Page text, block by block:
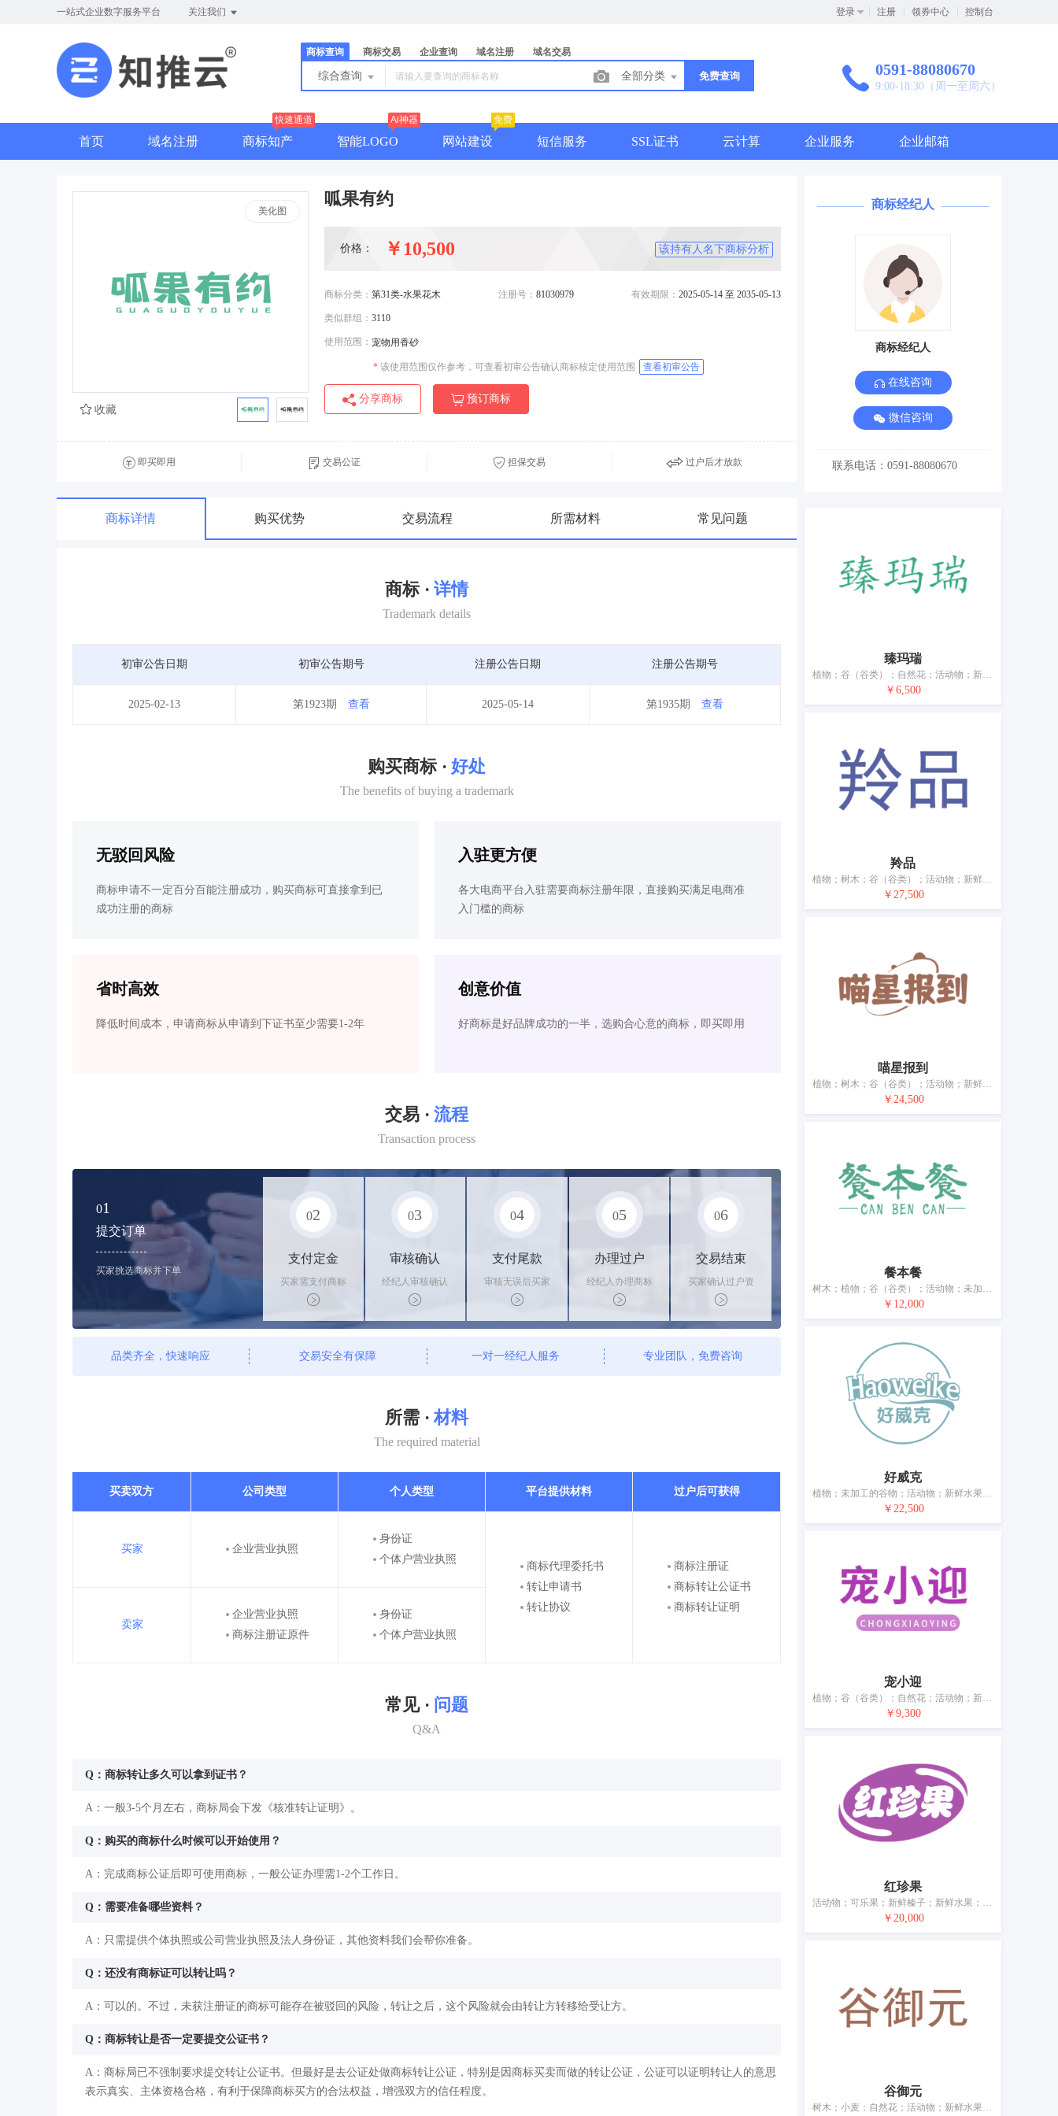
一站式企业数字服务平台 关注我们 登录 注册 领券中心 控制台
商标查询 商标交易 企业查询 域名注册 域名交易
综合查询 全部分类 免费查询 0591-88080670
9:00-18:30（周一至周六）
首页 域名注册 商标知产
快速通道
智能LOGO
Ai神器
网站建设
免费
短信服务 SSL证书 云计算 企业服务 企业邮箱
美化图
呱果有约
价格： ￥10,500 该持有人名下商标分析
商标分类： 第31类-水果花木 注册号： 81030979 有效期限： 2025-05-14 至 2035-05-13
类似群组： 3110
使用范围： 宠物用香砂
* 该使用范围仅作参考，可查看初审公告确认商标核定使用范围 查看初审公告
分享商标
预订商标
收藏
即买即用 交易公证 担保交易 过户后才放款
商标详情 购买优势 交易流程 所需材料 常见问题
商标 · 详情
Trademark details
初审公告日期 初审公告期号 注册公告日期 注册公告期号
2025-02-13 第1923期 查看 2025-05-14 第1935期 查看
购买商标 · 好处
The benefits of buying a trademark
无驳回风险
商标申请不一定百分百能注册成功，购买商标可直接拿到已
成功注册的商标
入驻更方便
各大电商平台入驻需要商标注册年限，直接购买满足电商准
入门槛的商标
省时高效
降低时间成本，申请商标从申请到下证书至少需要1-2年
创意价值
好商标是好品牌成功的一半，选购合心意的商标，即买即用
交易 · 流程
Transaction process
01
提交订单
买家挑选商标并下单
02
支付定金
买家需支付商标
标价的10%的购
买订金
03
审核确认
经纪人审核确认
商标状态
04
支付尾款
审核无误后买家
支付尾款，卖家
办理相关手续
05
办理过户
经纪人办理商标
转让手续，交付
相关证书
06
交易结束
买家确认过户资
料后，平台解冻
资金支付卖家
品类齐全，快速响应 交易安全有保障 一对一经纪人服务 专业团队，免费咨询
所需 · 材料
The required material
买卖双方 公司类型 个人类型 平台提供材料 过户后可获得
买家 企业营业执照
身份证
个体户营业执照
商标代理委托书
转让申请书
转让协议
商标注册证
商标转让公证书
商标转让证明
卖家
企业营业执照
商标注册证原件
身份证
个体户营业执照
常见 · 问题
Q&A
Q：商标转让多久可以拿到证书？
A：一般3-5个月左右，商标局会下发《核准转让证明》。
Q：购买的商标什么时候可以开始使用？
A：完成商标公证后即可使用商标，一般公证办理需1-2个工作日。
Q：需要准备哪些资料？
A：只需提供个体执照或公司营业执照及法人身份证，其他资料我们会帮你准备。
Q：还没有商标证可以转让吗？
A：可以的。不过，未获注册证的商标可能存在被驳回的风险，转让之后，这个风险就会由转让方转移给受让方。
Q：商标转让是否一定要提交公证书？
A：商标局已不强制要求提交转让公证书。但最好是去公证处做商标转让公证，特别是因商标买卖而做的转让公证，公证可以证明转让人的意思
表示真实、主体资格合格，有利于保障商标买方的合法权益，增强双方的信任程度。
商标经纪人
商标经纪人
在线咨询
微信咨询
联系电话：0591-88080670
臻玛瑞
植物；谷（谷类）；自然花；活动物；新鲜水果；新鲜蔬菜；未加工谷种；动物食品；酿酒麦芽；动物栖息用干草
￥6,500
羚品
植物；树木；谷（谷类）；活动物；新鲜水果；新鲜蔬菜；植物种子；饲料；酿酒麦芽；动物栖息用干草
￥27,500
喵星报到
植物；树木；谷（谷类）；活动物；新鲜水果；新鲜蔬菜；动物饲料；宠物食品；动物食品；宠物用香砂
￥24,500
餐本餐
树木；植物；谷（谷类）；活动物；未加工的坚果；新鲜水果；新鲜蔬菜；植物种子；宠物食品；酿酒麦芽
￥12,000
好威克
植物；未加工的谷物；活动物；新鲜水果；新鲜蔬菜；水果种子；宠物食品；狗粮；酿酒麦芽；猫砂
￥22,500
宠小迎
植物；谷（谷类）；自然花；活动物；新鲜槟榔；新鲜水果；新鲜蔬菜；未加工谷种；动物食品；宠物用香砂
￥9,300
红珍果
活动物；可乐果；新鲜榛子；新鲜水果；新鲜莴苣；新鲜菊苣；新鲜蔬菜；植物种子；动物栖息用干草
￥20,000
谷御元
树木；小麦；自然花；活动物；新鲜水果；新鲜蔬菜；鲜食用菌；植物种子；饲料；酿酒麦芽